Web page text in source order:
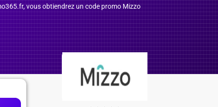
vous obtiendrez un code promo Mizzo